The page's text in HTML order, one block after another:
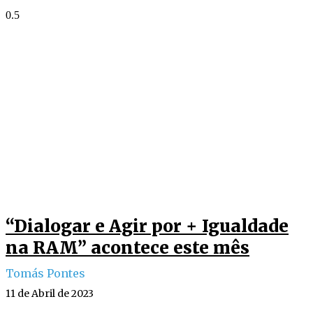
“Dialogar e Agir por + Igualdade
na RAM” acontece este mês
Tomás Pontes
11 de Abril de 2023